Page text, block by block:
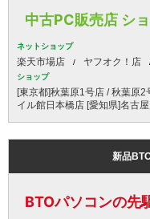
中古PC販売店 シ
ネットショップ
楽天市場店 ヤフオク！店
ショップ
[東京都]秋葉原1号店 / 秋葉原
イル館日本橋店 [愛知県]名古
新品
BTOパソコンの先